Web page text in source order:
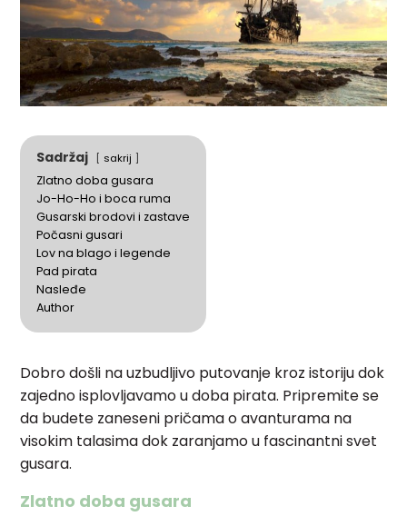
Sadržaj sakrij
Zlatno doba gusara
Jo-Ho-Ho i boca ruma
Gusarski brodovi i zastave
Počasni gusari
Lov na blago i legende
Pad pirata
Nasleđe
Author
Dobro došli na uzbudljivo putovanje kroz istoriju dok
zajedno isplovljavamo u doba pirata. Pripremite se
da budete zaneseni pričama o avanturama na
visokim talasima dok zaranjamo u fascinantni svet
gusara.
Zlatno doba gusara